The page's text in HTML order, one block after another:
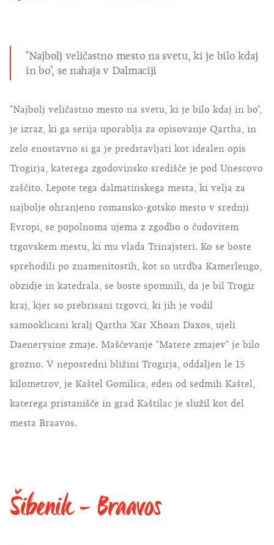
"Najbolj veličastno mesto na svetu, ki je bilo kdaj
in bo", se nahaja v Dalmaciji
"Najbolj veličastno mesto na svetu, ki je bilo kdaj in bo",
je izraz, ki ga serija uporablja za opisovanje Qartha, in
zelo enostavno si ga je predstavljati kot idealen opis
Trogirja, katerega zgodovinsko središče je pod Unescovo
zaščito. Lepote tega dalmatinskega mesta, ki velja za
najbolje ohranjeno romansko-gotsko mesto v srednji
Evropi, se popolnoma ujema z zgodbo o čudovitem
trgovskem mestu, ki mu vlada Trinajsteri. Ko se boste
sprehodili po znamenitostih, kot so utrdba Kamerlengo,
obzidje in katedrala, se boste spomnili, da je bil Trogir
kraj, kjer so prebrisani trgovci, ki jih je vodil
samooklicani kralj Qartha Xar Xhoan Daxos, ujeli
Daenerysine zmaje. Maščevanje "Matere zmajev" je bilo
grozno. V neposredni bližini Trogirja, oddaljen le 15
kilometrov, je Kaštel Gomilica, eden od sedmih Kaštel,
katerega pristanišče in grad Kaštilac je služil kot del
mesta Braavos.
Šibenik - Braavos